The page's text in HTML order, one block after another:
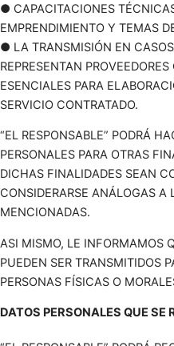
● CAPACITACIONES
EMPRENDIMIENTO Y TEMAS
● LA TRANSMISIÓN EN
REPRESENTAN
ESENCIALES PARA
SERVICIO CONTRATADO.
“EL RESPONSABLE” PODRÁ
PERSONALES PARA OTRAS
DICHAS FINALIDADES SEAN
CONSIDERARSE ANÁLOGAS A
MENCIONADAS.
ASI MISMO, LE INFORMAMOS
PUEDEN SER TRANSMITIDOS
PERSONAS FÍSICAS O
DATOS PERSONALES QUE SE